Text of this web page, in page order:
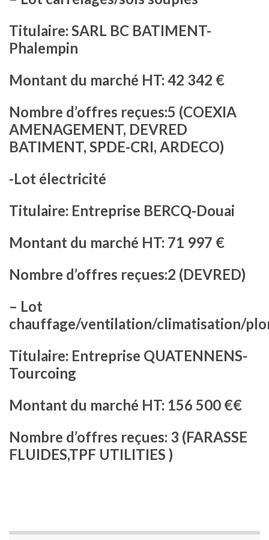
Titulaire: SARL BC BATIMENT-
Phalempin
Montant du marché HT: 42 342 €
Nombre d’offres reçues:5 (COEXIA
AMENAGEMENT, DEVRED
BATIMENT, SPDE-CRI, ARDECO)
-Lot électricité
Titulaire: Entreprise BERCQ-Douai
Montant du marché HT: 71 997 €
Nombre d’offres reçues:2 (DEVRED)
– Lot
chauffage/ventilation/climatisation/
Titulaire: Entreprise QUATENNENS-
Tourcoing
Montant du marché HT: 156 500 €€
Nombre d’offres reçues: 3 (FARASSE
FLUIDES,TPF UTILITIES )